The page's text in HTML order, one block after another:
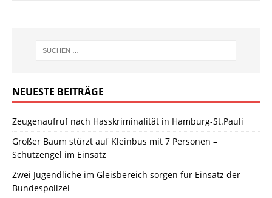
NEUESTE BEITRÄGE
Zeugenaufruf nach Hasskriminalität in Hamburg-St.Pauli
Großer Baum stürzt auf Kleinbus mit 7 Personen –
Schutzengel im Einsatz
Zwei Jugendliche im Gleisbereich sorgen für Einsatz der
Bundespolizei